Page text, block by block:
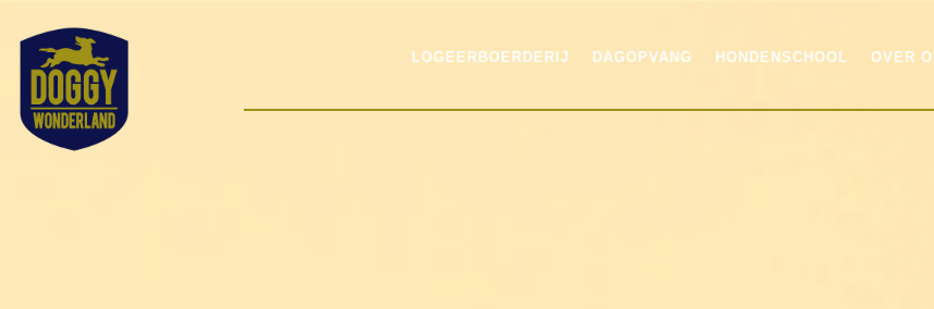
LOGEERBOERDERIJ DAGOPVANG HONDENSCHOOL OVER